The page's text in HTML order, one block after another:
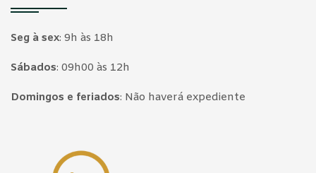
Seg à sex: 9h às 18h
Sábados: 09h00 às 12h
Domingos e feriados: Não haverá expediente